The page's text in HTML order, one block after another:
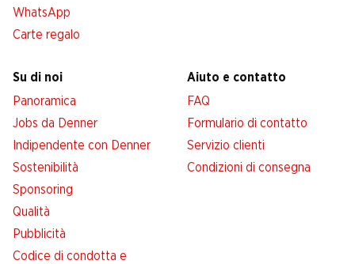
WhatsApp
Carte regalo
Su di noi
Panoramica
Jobs da Denner
Indipendente con Denner
Sostenibilità
Sponsoring
Qualità
Pubblicità
Codice di condotta e
Aiuto e contatto
FAQ
Formulario di contatto
Servizio clienti
Condizioni di consegna